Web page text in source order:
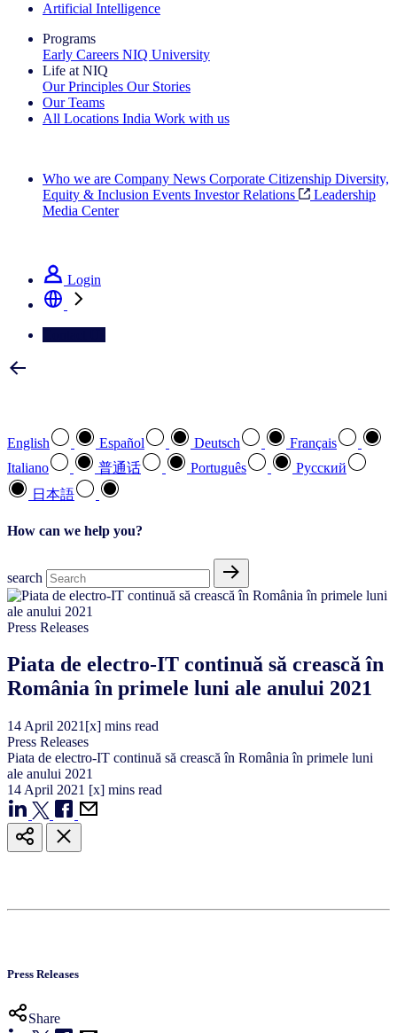
Artificial Intelligence
Programs
Early Careers NIQ University
Life at NIQ
Our Principles Our Stories
Our Teams
All Locations India Work with us
Who we are Company News Corporate Citizenship Diversity,
Equity & Inclusion Events Investor Relations
Leadership
Media Center
Login
English Español Deutsch
Français
Italiano
普通话 Português
Pусский
日本語
How can we help you?
search
Press Releases
Piata de electro-IT continuă să crească în
România în primele luni ale anului 2021
14 April 2021 [x] mins read
Press Releases
Piata de electro-IT continuă să crească în România în primele luni
ale anului 2021
14 April 2021 [x] mins read
Press Releases
Share